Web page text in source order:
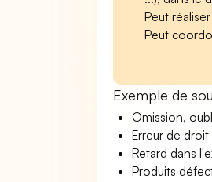
Peut
Peut
Exemple de
Omission,
Erreur de
Retard dans
Produits